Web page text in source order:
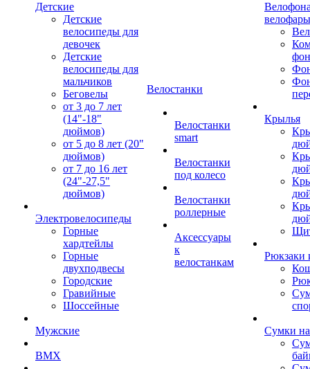
Детские
Детские
велосипеды для
девочек
Детские
велосипеды для
мальчиков
Беговелы
от 3 до 7 лет
(14"-18"
дюймов)
от 5 до 8 лет (20"
дюймов)
от 7 до 16 лет
(24"-27,5"
дюймов)
Электровелосипеды
Горные
хардтейлы
Горные
двухподвесы
Городские
Гравийные
Шоссейные
Мужские
BMX
Велостанки
Велостанки
smart
Велостанки
под колесо
Велостанки
роллерные
Аксессуары
к
велостанкам
велофары
Крылья
Рюкзаки
Сумки